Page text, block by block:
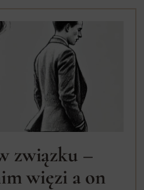
związku –
więzi a on